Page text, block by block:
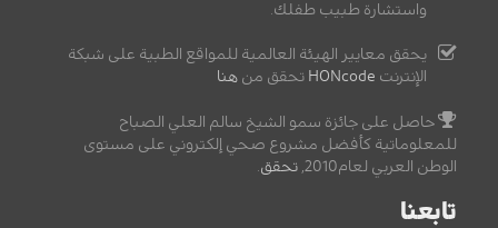
واستشارة طبيب طفلك.
يحقق معايير الهيئة العالمية للمواقع الطبية على شبكة
الإنترنت HONcode تحقق من هنا
حاصل على جائزة سمو الشيخ سالم العلي الصباح
للمعلوماتية كأفضل مشروع صحي إلكتروني على مستوى
الوطن العربي لعام2010,
تحقق
تابعنا